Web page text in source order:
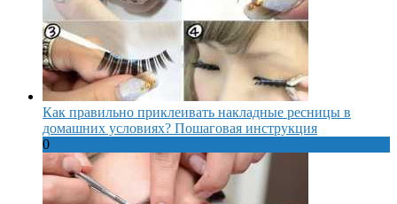
Как правильно приклеивать накладные ресницы в
домашних условиях? Пошаговая инструкция
0